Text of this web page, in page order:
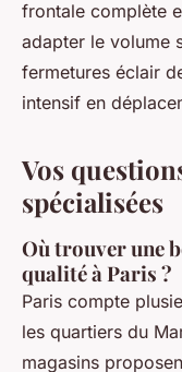
frontale complète
adapter le volume
fermetures éclair
intensif en
Vos
spécialisées
Où trouver une
qualité à Paris ?
Paris compte
les quartiers du
magasins